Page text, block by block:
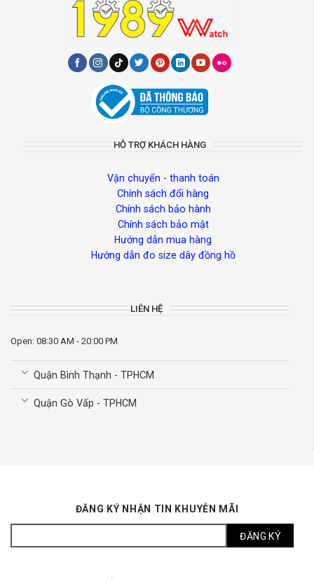
HỖ TRỢ KHÁCH HÀNG
Vận chuyển - thanh toán
Chính sách đổi hàng
Chính sách bảo hành
Chính sách bảo mật
Hướng dẫn mua hàng
Hướng dẫn đo size dây đồng hồ
LIÊN HỆ
Open: 08:30 AM - 20:00 PM
Quận Bình Thạnh - TPHCM
Quận Gò Vấp - TPHCM
ĐĂNG KÝ NHẬN TIN KHUYỄN MÃI